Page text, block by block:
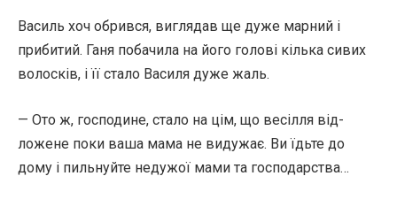
Василь хоч обрився, виглядав ще дуже марний і
прибитий. Ганя побачила на його голові кілька сивих
волосків, і її стало Василя дуже жаль.
— Ото ж, господине, стало на цім, що весілля від-
ложене поки ваша мама не видужає. Ви їдьте до
дому і пильнуйте недужої мами та господарства…